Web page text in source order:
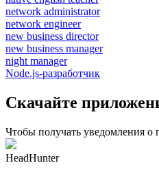
network administrator
network engineer
new business director
new business manager
night manager
Node.js-разработчик
Скачайте
Чтобы получать уведомления о
HeadHunter